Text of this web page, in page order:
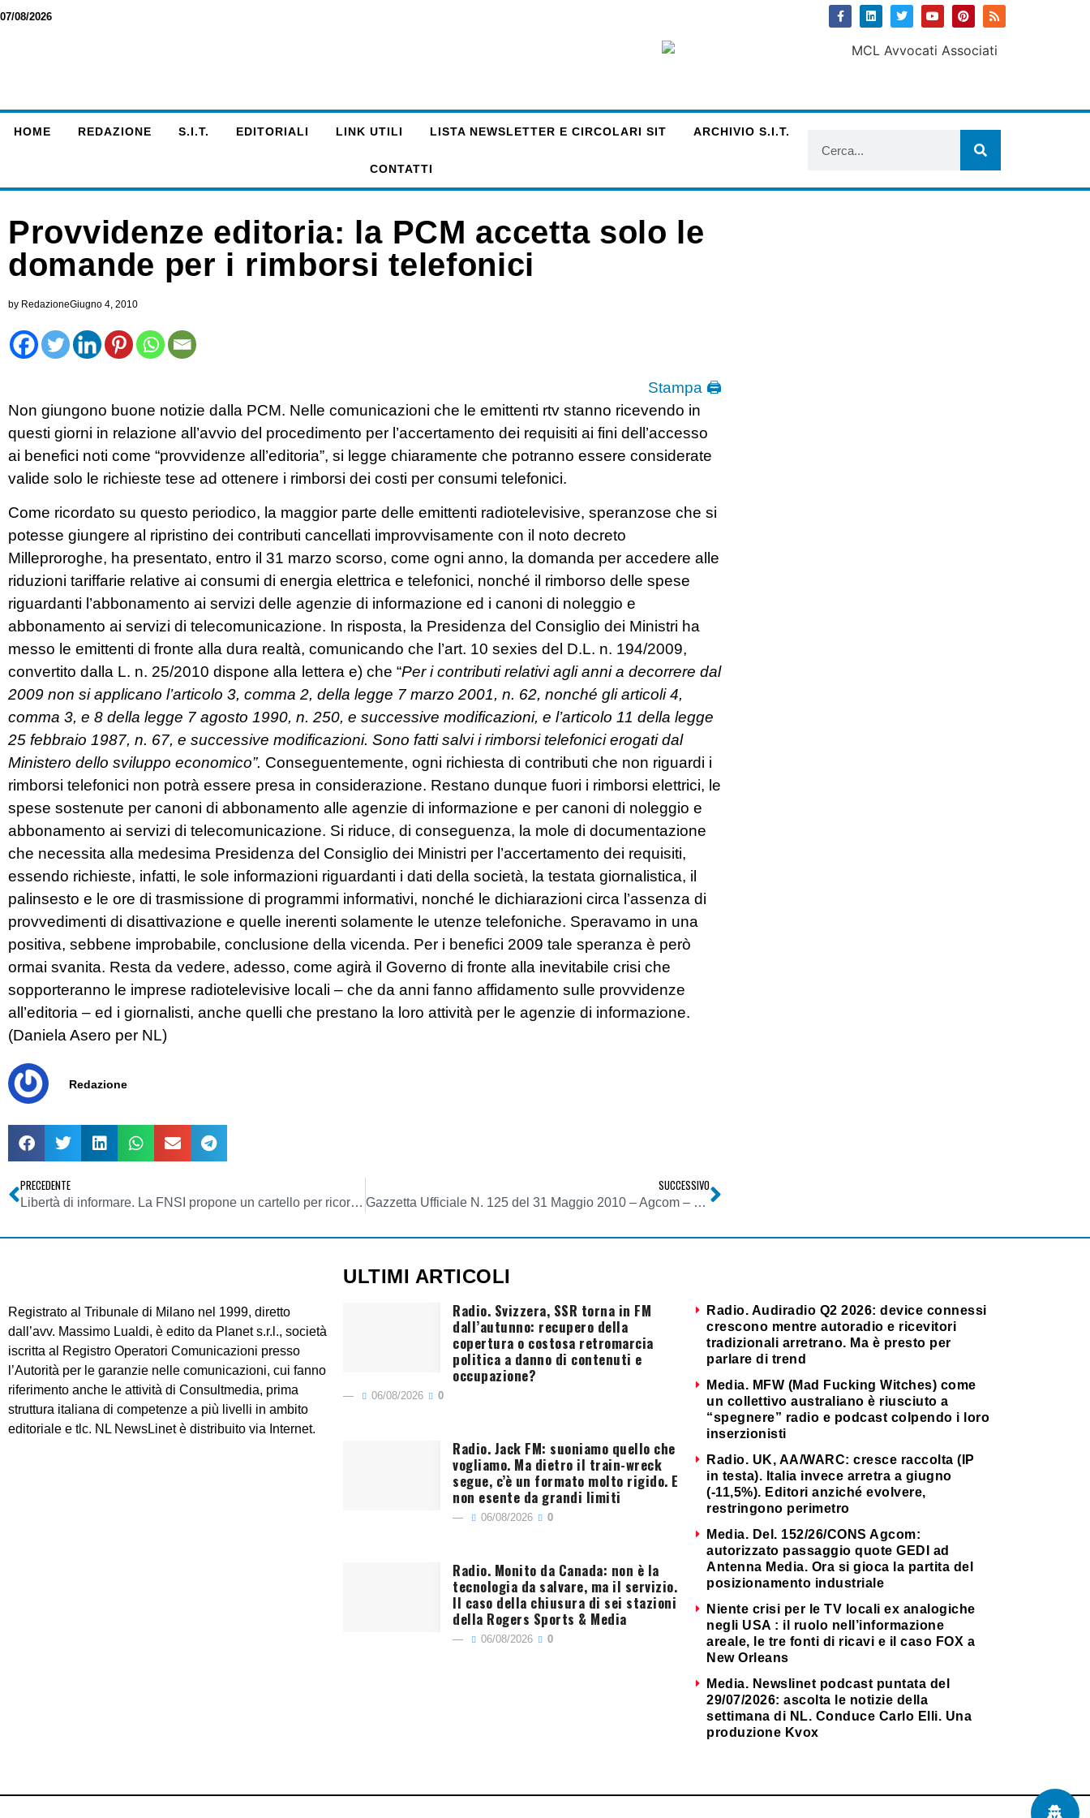
07/08/2026
HOME REDAZIONE S.I.T. EDITORIALI LINK UTILI LISTA NEWSLETTER E CIRCOLARI SIT ARCHIVIO S.I.T.
CONTATTI
Provvidenze editoria: la PCM accetta solo le
domande per i rimborsi telefonici
by RedazioneGiugno 4, 2010
Stampa 🖨
Non giungono buone notizie dalla PCM. Nelle comunicazioni che le emittenti rtv stanno ricevendo in
questi giorni in relazione all’avvio del procedimento per l’accertamento dei requisiti ai fini dell’accesso
ai benefici noti come “provvidenze all’editoria”, si legge chiaramente che potranno essere considerate
valide solo le richieste tese ad ottenere i rimborsi dei costi per consumi telefonici.
Come ricordato su questo periodico, la maggior parte delle emittenti radiotelevisive, speranzose che si
potesse giungere al ripristino dei contributi cancellati improvvisamente con il noto decreto
Milleproroghe, ha presentato, entro il 31 marzo scorso, come ogni anno, la domanda per accedere alle
riduzioni tariffarie relative ai consumi di energia elettrica e telefonici, nonché il rimborso delle spese
riguardanti l’abbonamento ai servizi delle agenzie di informazione ed i canoni di noleggio e
abbonamento ai servizi di telecomunicazione. In risposta, la Presidenza del Consiglio dei Ministri ha
messo le emittenti di fronte alla dura realtà, comunicando che l’art. 10 sexies del D.L. n. 194/2009,
convertito dalla L. n. 25/2010 dispone alla lettera e) che “Per i contributi relativi agli anni a decorrere dal
2009 non si applicano l’articolo 3, comma 2, della legge 7 marzo 2001, n. 62, nonché gli articoli 4,
comma 3, e 8 della legge 7 agosto 1990, n. 250, e successive modificazioni, e l’articolo 11 della legge
25 febbraio 1987, n. 67, e successive modificazioni. Sono fatti salvi i rimborsi telefonici erogati dal
Ministero dello sviluppo economico”. Conseguentemente, ogni richiesta di contributi che non riguardi i
rimborsi telefonici non potrà essere presa in considerazione. Restano dunque fuori i rimborsi elettrici, le
spese sostenute per canoni di abbonamento alle agenzie di informazione e per canoni di noleggio e
abbonamento ai servizi di telecomunicazione. Si riduce, di conseguenza, la mole di documentazione
che necessita alla medesima Presidenza del Consiglio dei Ministri per l’accertamento dei requisiti,
essendo richieste, infatti, le sole informazioni riguardanti i dati della società, la testata giornalistica, il
palinsesto e le ore di trasmissione di programmi informativi, nonché le dichiarazioni circa l’assenza di
provvedimenti di disattivazione e quelle inerenti solamente le utenze telefoniche. Speravamo in una
positiva, sebbene improbabile, conclusione della vicenda. Per i benefici 2009 tale speranza è però
ormai svanita. Resta da vedere, adesso, come agirà il Governo di fronte alla inevitabile crisi che
sopporteranno le imprese radiotelevisive locali – che da anni fanno affidamento sulle provvidenze
all’editoria – ed i giornalisti, anche quelli che prestano la loro attività per le agenzie di informazione.
(Daniela Asero per NL)
Redazione
PRECEDENTE
Libertà di informare. La FNSI propone un cartello per ricorrere alla Corte europea. Appello ai giuristi italiani per difendere i “disobbedienti”
SUCCESSIVO
Gazzetta Ufficiale N. 125 del 31 Maggio 2010 – Agcom – Deliberazione 6 maggio 2010
Registrato al Tribunale di Milano nel 1999, diretto
dall’avv. Massimo Lualdi, è edito da Planet s.r.l., società
iscritta al Registro Operatori Comunicazioni presso
l’Autorità per le garanzie nelle comunicazioni, cui fanno
riferimento anche le attività di Consultmedia, prima
struttura italiana di competenze a più livelli in ambito
editoriale e tlc. NL NewsLinet è distribuito via Internet.
ULTIMI ARTICOLI
Radio. Svizzera, SSR torna in FM
dall’autunno: recupero della
copertura o costosa retromarcia
politica a danno di contenuti e
occupazione?
06/08/2026 0
Radio. Jack FM: suoniamo quello che
vogliamo. Ma dietro il train-wreck
segue, c’è un formato molto rigido. E
non esente da grandi limiti
06/08/2026 0
Radio. Monito da Canada: non è la
tecnologia da salvare, ma il servizio.
Il caso della chiusura di sei stazioni
della Rogers Sports & Media
06/08/2026 0
Radio. Audiradio Q2 2026: device connessi
crescono mentre autoradio e ricevitori
tradizionali arretrano. Ma è presto per
parlare di trend
Media. MFW (Mad Fucking Witches) come
un collettivo australiano è riusciuto a
“spegnere” radio e podcast colpendo i loro
inserzionisti
Radio. UK, AA/WARC: cresce raccolta (IP
in testa). Italia invece arretra a giugno
(-11,5%). Editori anziché evolvere,
restringono perimetro
Media. Del. 152/26/CONS Agcom:
autorizzato passaggio quote GEDI ad
Antenna Media. Ora si gioca la partita del
posizionamento industriale
Niente crisi per le TV locali ex analogiche
negli USA : il ruolo nell’informazione
areale, le tre fonti di ricavi e il caso FOX a
New Orleans
Media. Newslinet podcast puntata del
29/07/2026: ascolta le notizie della
settimana di NL. Conduce Carlo Elli. Una
produzione Kvox